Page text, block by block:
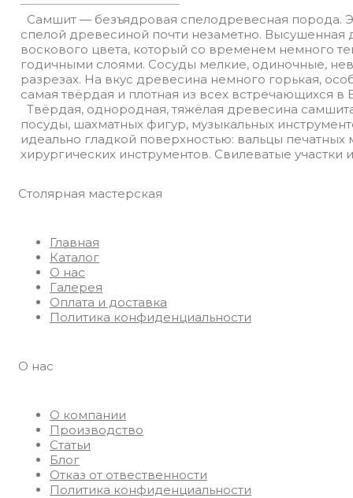
Самшит — безъядровая спелодревесная порода.
спелой древесиной почти незаметно.
воскового цвета, который со временем немного
годичными слоями. Сосуды мелкие, одиночные,
разрезах. На вкус древесина немного горькая,
самая твёрдая и плотная из всех встречающихся в
Твёрдая, однородная, тяжёлая древесина
посуды, шахматных фигур, музыкальных
идеально гладкой поверхностью: вальцы
хирургических инструментов. Свилеватые участки
Столярная мастерская
Главная
Каталог
О нас
Галерея
Оплата и доставка
Политика конфиденциальности
О нас
О компании
Производство
Статьи
Блог
Отказ от отвественности
Политика конфиденциальности